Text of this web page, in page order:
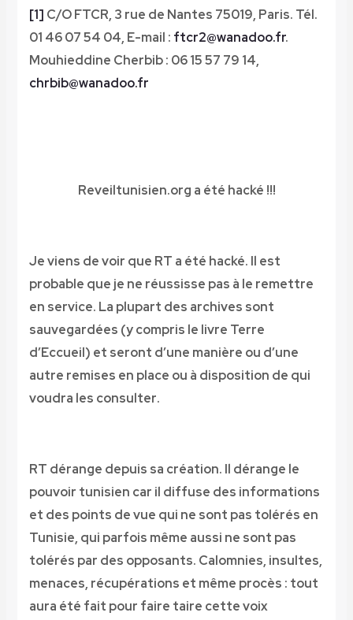
[1] C/O FTCR, 3 rue de Nantes 75019, Paris. Tél.
01 46 07 54 04, E-mail : ftcr2@wanadoo.fr.
Mouhieddine Cherbib : 06 15 57 79 14,
chrbib@wanadoo.fr
Reveiltunisien.org a été hacké !!!
Je viens de voir que RT a été hacké. Il est
probable que je ne réussisse pas à le remettre
en service. La plupart des archives sont
sauvegardées (y compris le livre Terre
d’Eccueil) et seront d’une manière ou d’une
autre remises en place ou à disposition de qui
voudra les consulter.
RT dérange depuis sa création. Il dérange le
pouvoir tunisien car il diffuse des informations
et des points de vue qui ne sont pas tolérés en
Tunisie, qui parfois même aussi ne sont pas
tolérés par des opposants. Calomnies, insultes,
menaces, récupérations et même procès : tout
aura été fait pour faire taire cette voix